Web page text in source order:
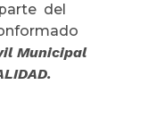
del
Municipal